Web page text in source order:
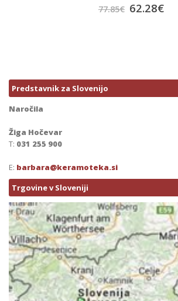
77.85€ 62.28€
Predstavnik za Slovenijo
Naročila
Žiga Hočevar
T: 031 255 900
E: barbara@keramoteka.si
Trgovine v Sloveniji